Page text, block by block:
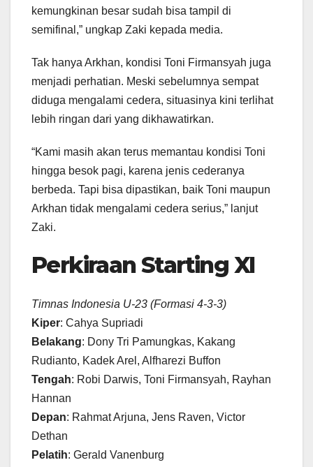
kemungkinan besar sudah bisa tampil di
semifinal,” ungkap Zaki kepada media.
Tak hanya Arkhan, kondisi Toni Firmansyah juga
menjadi perhatian. Meski sebelumnya sempat
diduga mengalami cedera, situasinya kini terlihat
lebih ringan dari yang dikhawatirkan.
“Kami masih akan terus memantau kondisi Toni
hingga besok pagi, karena jenis cederanya
berbeda. Tapi bisa dipastikan, baik Toni maupun
Arkhan tidak mengalami cedera serius,” lanjut
Zaki.
Perkiraan Starting XI
Timnas Indonesia U-23 (Formasi 4-3-3)
Kiper: Cahya Supriadi
Belakang: Dony Tri Pamungkas, Kakang
Rudianto, Kadek Arel, Alfharezi Buffon
Tengah: Robi Darwis, Toni Firmansyah, Rayhan
Hannan
Depan: Rahmat Arjuna, Jens Raven, Victor
Dethan
Pelatih: Gerald Vanenburg